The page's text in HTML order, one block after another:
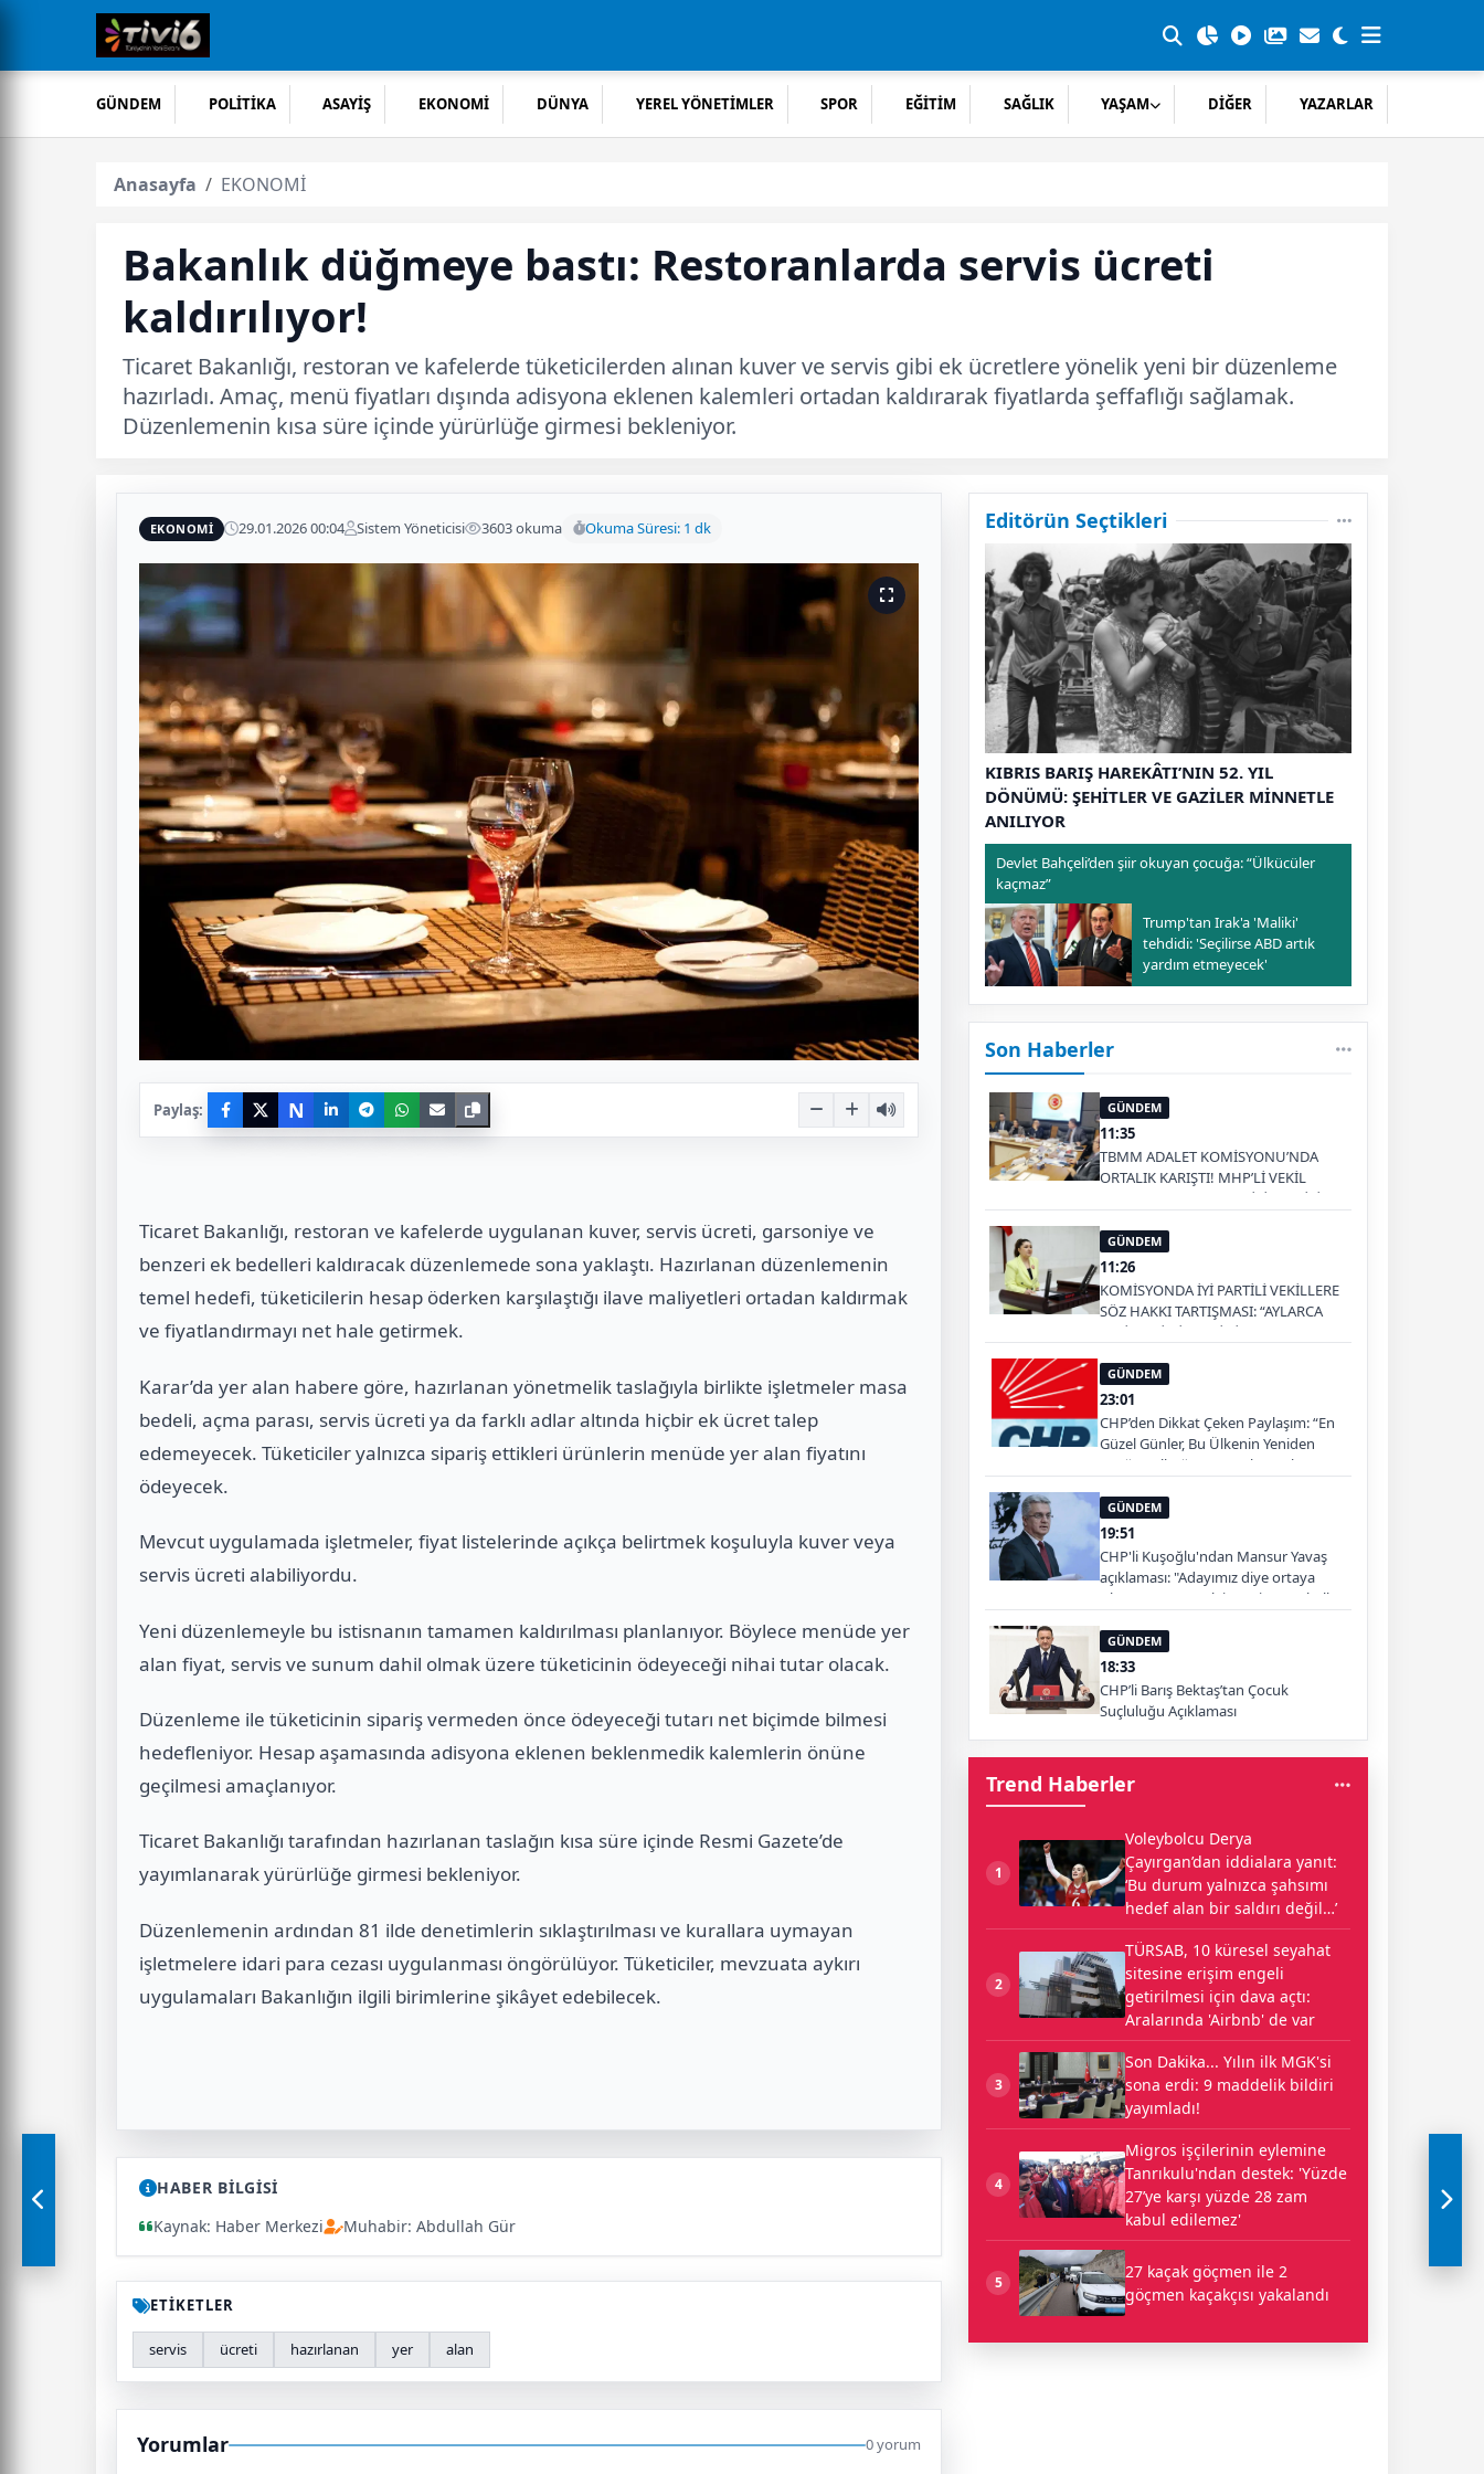
GÜNDEM POLİTİKA ASAYİŞ EKONOMİ DÜNYA YEREL YÖNETİMLER SPOR EĞİTİM SAĞLIK YAŞAM DİĞER YAZARLAR
Anasayfa EKONOMİ
Bakanlık düğmeye bastı: Restoranlarda servis ücreti
kaldırılıyor!
Ticaret Bakanlığı, restoran ve kafelerde tüketicilerden alınan kuver ve servis gibi ek ücretlere yönelik yeni bir düzenleme
hazırladı. Amaç, menü fiyatları dışında adisyona eklenen kalemleri ortadan kaldırarak fiyatlarda şeffaflığı sağlamak.
Düzenlemenin kısa süre içinde yürürlüğe girmesi bekleniyor.
EKONOMİ 29.01.2026 00:04 Sistem Yöneticisi 3603 okuma Okuma Süresi: 1 dk
Paylaş: N
Ticaret Bakanlığı, restoran ve kafelerde uygulanan kuver, servis ücreti, garsoniye ve
benzeri ek bedelleri kaldıracak düzenlemede sona yaklaştı. Hazırlanan düzenlemenin
temel hedefi, tüketicilerin hesap öderken karşılaştığı ilave maliyetleri ortadan kaldırmak
ve fiyatlandırmayı net hale getirmek.
Karar’da yer alan habere göre, hazırlanan yönetmelik taslağıyla birlikte işletmeler masa
bedeli, açma parası, servis ücreti ya da farklı adlar altında hiçbir ek ücret talep
edemeyecek. Tüketiciler yalnızca sipariş ettikleri ürünlerin menüde yer alan fiyatını
ödeyecek.
Mevcut uygulamada işletmeler, fiyat listelerinde açıkça belirtmek koşuluyla kuver veya
servis ücreti alabiliyordu.
Yeni düzenlemeyle bu istisnanın tamamen kaldırılması planlanıyor. Böylece menüde yer
alan fiyat, servis ve sunum dahil olmak üzere tüketicinin ödeyeceği nihai tutar olacak.
Düzenleme ile tüketicinin sipariş vermeden önce ödeyeceği tutarı net biçimde bilmesi
hedefleniyor. Hesap aşamasında adisyona eklenen beklenmedik kalemlerin önüne
geçilmesi amaçlanıyor.
Ticaret Bakanlığı tarafından hazırlanan taslağın kısa süre içinde Resmi Gazete’de
yayımlanarak yürürlüğe girmesi bekleniyor.
Düzenlemenin ardından 81 ilde denetimlerin sıklaştırılması ve kurallara uymayan
işletmelere idari para cezası uygulanması öngörülüyor. Tüketiciler, mevzuata aykırı
uygulamaları Bakanlığın ilgili birimlerine şikâyet edebilecek.
HABER BİLGİSİ
Kaynak: Haber Merkezi
Muhabir: Abdullah Gür
ETİKETLER
servis ücreti hazırlanan yer alan
Yorumlar 0 yorum
Editörün Seçtikleri
KIBRIS BARIŞ HAREKÂTI’NIN 52. YIL
DÖNÜMÜ: ŞEHİTLER VE GAZİLER MİNNETLE
ANILIYOR
Devlet Bahçeli’den şiir okuyan çocuğa: “Ülkücüler
kaçmaz”
Trump'tan Irak'a 'Maliki'
tehdidi: 'Seçilirse ABD artık
yardım etmeyecek'
Son Haberler
GÜNDEM
11:35
TBMM ADALET KOMİSYONU’NDA
ORTALIK KARIŞTI! MHP’Lİ VEKİL
MASAYI YUMRUKLADI, İYİ PARTİLİ
GÜNDEM
11:26
KOMİSYONDA İYİ PARTİLİ VEKİLLERE
SÖZ HAKKI TARTIŞMASI: “AYLARCA
KATİLLERİ DİNLEDİNİZ YA!”
GÜNDEM
23:01
CHP’den Dikkat Çeken Paylaşım: “En
Güzel Günler, Bu Ülkenin Yeniden
Ayağa Kalktığı Gün Başlayacak”
GÜNDEM
19:51
CHP'li Kuşoğlu'ndan Mansur Yavaş
açıklaması: "Adayımız diye ortaya
çıkartıp yıpratmak istemiyoruz, halkın
GÜNDEM
18:33
CHP’li Barış Bektaş’tan Çocuk
Suçluluğu Açıklaması
Trend Haberler
1
Voleybolcu Derya
Çayırgan’dan iddialara yanıt:
‘Bu durum yalnızca şahsımı
hedef alan bir saldırı değil…’
2
TÜRSAB, 10 küresel seyahat
sitesine erişim engeli
getirilmesi için dava açtı:
Aralarında 'Airbnb' de var
3
Son Dakika... Yılın ilk MGK'si
sona erdi: 9 maddelik bildiri
yayımladı!
4
Migros işçilerinin eylemine
Tanrıkulu'ndan destek: 'Yüzde
27’ye karşı yüzde 28 zam
kabul edilemez'
5
27 kaçak göçmen ile 2
göçmen kaçakçısı yakalandı